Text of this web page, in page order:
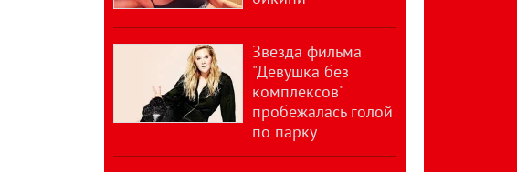
Звезда фильма
"Девушка без
комплексов"
пробежалась голой
по парку